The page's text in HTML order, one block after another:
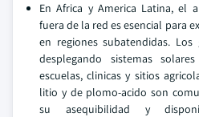
En Africa y America Latina, el
fuera de la red es esencial para
en regiones subatendidas.
desplegando sistemas
escuelas, clinicas y sitios
litio y de plomo-acido son
su asequibilidad y